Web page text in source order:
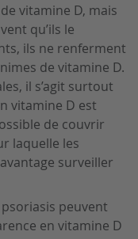
vitamine D, mais
qu’ils le
ils ne renferment
de vitamine D.
il s’agit surtout
vitamine D est
de couvrir
laquelle les
surveiller
peuvent
en vitamine D